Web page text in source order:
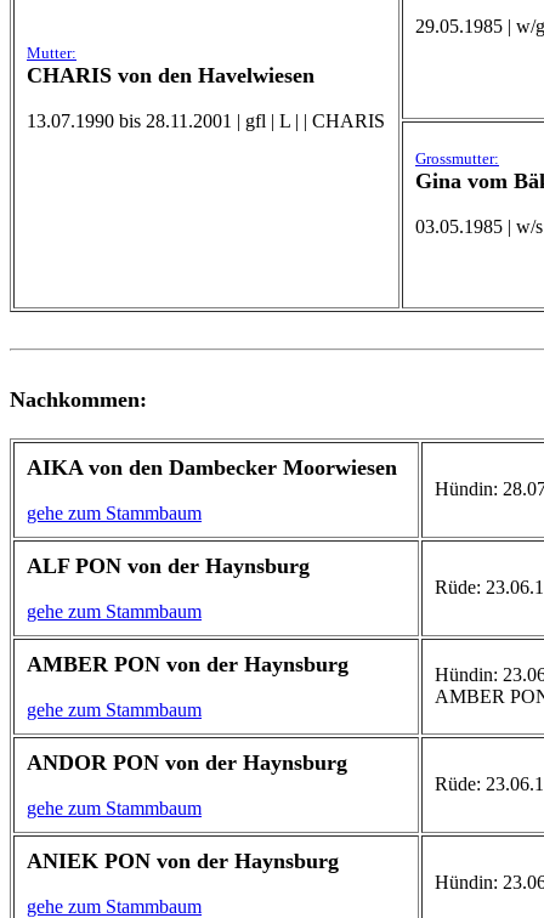
Mutter:
CHARIS von den Havelwiesen
13.07.1990 bis 28.11.2001 | gfl | L | | CHARIS
29.05.1985 | w/
Grossmutter:
Gina vom
03.05.1985 | w/
Nachkommen:
AIKA von den Dambecker Moorwiesen
gehe zum Stammbaum
Hündin:
ALF PON von der Haynsburg
gehe zum Stammbaum
Rüde:
AMBER PON von der Haynsburg
gehe zum Stammbaum
Hündin:
AMBER
ANDOR PON von der Haynsburg
gehe zum Stammbaum
Rüde:
ANIEK PON von der Haynsburg
gehe zum Stammbaum
Hündin: